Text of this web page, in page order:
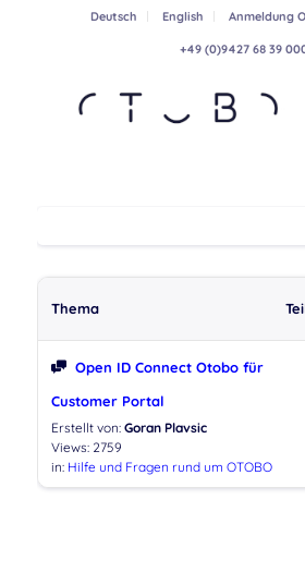
Deutsch English Anmeldung
+49 (0)9427 68 39
Thema
Open ID Connect Otobo für
Customer Portal
Erstellt von: Goran Plavsic
Views: 2759
in: Hilfe und Fragen rund um OTOBO